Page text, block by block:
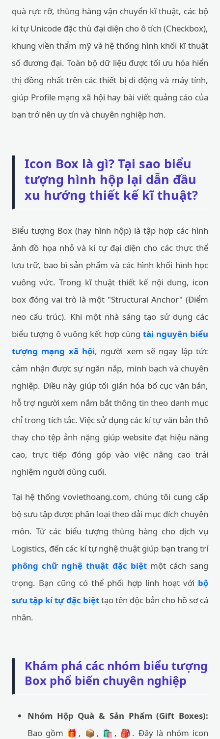
quà rực rỡ, thùng hàng vận chuyển kĩ thuật, các bộ
kí tự Unicode đặc thù đại diện cho ô tích (Checkbox),
khung viền thẩm mỹ và hệ thống hình khối kĩ thuật
số đương đại. Toàn bộ dữ liệu được tối ưu hóa hiển
thị đồng nhất trên các thiết bị di động và máy tính,
giúp Profile mạng xã hội hay bài viết quảng cáo của
bạn trở nên uy tín và chuyên nghiệp hơn.
Icon Box là gì? Tại sao biểu
tượng hình hộp lại dẫn đầu
xu hướng thiết kế kĩ thuật?
Biểu tượng Box (hay hình hộp) là tập hợp các hình
ảnh đồ họa nhỏ và kí tự đại diện cho các thực thể
lưu trữ, bao bì sản phẩm và các hình khối hình học
vuông vức. Trong kĩ thuật thiết kế nội dung, icon
box đóng vai trò là một "Structural Anchor" (Điểm
neo cấu trúc). Khi một nhà sáng tạo sử dụng các
biểu tượng ô vuông kết hợp cùng tài nguyên biểu
tượng mạng xã hội, người xem sẽ ngay lập tức
cảm nhận được sự ngăn nắp, minh bạch và chuyên
nghiệp. Điều này giúp tối giản hóa bố cục văn bản,
hỗ trợ người xem nắm bắt thông tin theo danh mục
chỉ trong tích tắc. Việc sử dụng các kí tự văn bản thô
thay cho tệp ảnh nặng giúp website đạt hiệu năng
cao, trực tiếp đóng góp vào việc nâng cao trải
nghiệm người dùng cuối.
Tại hệ thống voviethoang.com, chúng tôi cung cấp
bộ sưu tập được phân loại theo dải mục đích chuyên
môn. Từ các biểu tượng thùng hàng cho dịch vụ
Logistics, đến các kí tự nghệ thuật giúp bạn trang trí
phông chữ nghệ thuật đặc biệtmột cách sang
trọng. Bạn cũng có thể phối hợp linh hoạt với bộ
sưu tập kí tự đặc biệttạo tên độc bản cho hồ sơ cá
nhân.
Khám phá các nhóm biểu tượng
Box phổ biến chuyên nghiệp
Nhóm Hộp Quà & Sản Phẩm (Gift Boxes):
Bao gồm 🎁, 📦, 🛍️, 🎒. Đây là nhóm icon